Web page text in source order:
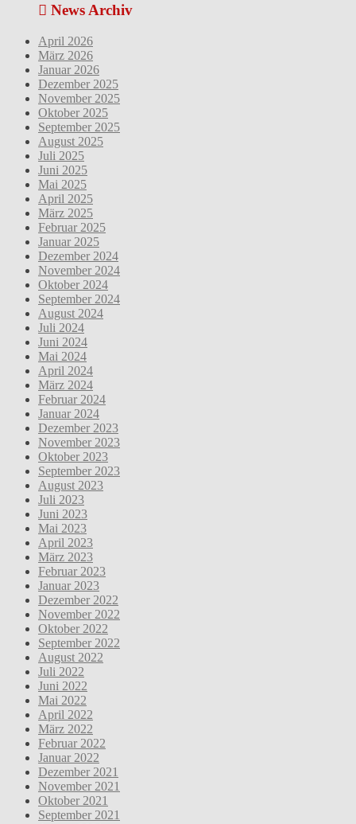
News Archiv
April 2026
März 2026
Januar 2026
Dezember 2025
November 2025
Oktober 2025
September 2025
August 2025
Juli 2025
Juni 2025
Mai 2025
April 2025
März 2025
Februar 2025
Januar 2025
Dezember 2024
November 2024
Oktober 2024
September 2024
August 2024
Juli 2024
Juni 2024
Mai 2024
April 2024
März 2024
Februar 2024
Januar 2024
Dezember 2023
November 2023
Oktober 2023
September 2023
August 2023
Juli 2023
Juni 2023
Mai 2023
April 2023
März 2023
Februar 2023
Januar 2023
Dezember 2022
November 2022
Oktober 2022
September 2022
August 2022
Juli 2022
Juni 2022
Mai 2022
April 2022
März 2022
Februar 2022
Januar 2022
Dezember 2021
November 2021
Oktober 2021
September 2021